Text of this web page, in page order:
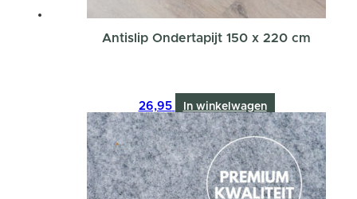
Antislip Ondertapijt 150 x 220 cm
26,95 In winkelwagen